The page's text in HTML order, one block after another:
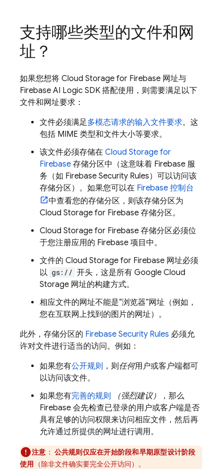
支持哪些类型的文件和网
址？
如果您想将 Cloud Storage for Firebase 网址与
Firebase AI Logic SDK 搭配使用，则需要满足以下
文件和网址要求：
文件必须满足多模态请求的输入文件要求。这
包括 MIME 类型和文件大小等要求。
该文件必须存储在 Cloud Storage for
Firebase 存储分区中（这意味着 Firebase 服
务（如 Firebase Security Rules）可以访问该
存储分区）。如果您可以在 Firebase 控制台
中查看您的存储分区，则该存储分区为
Cloud Storage for Firebase 存储分区。
Cloud Storage for Firebase 存储分区必须位
于您注册应用的 Firebase 项目中。
文件的 Cloud Storage for Firebase 网址必须
以 gs:// 开头，这是所有 Google Cloud
Storage 网址的构建方式。
相应文件的网址不能是“浏览器”网址（例如，
您在互联网上找到的图片的网址）。
此外，存储分区的 Firebase Security Rules 必须允
许对文件进行适当的访问。例如：
如果您有公开规则 ，则任何用户或客户端都可
以访问该文件。
如果您有完善的规则 （强烈建议）
，那么
Firebase 会先检查已登录的用户或客户端是否
具有足够的访问权限来访问相应文件，然后再
允许通过所提供的网址进行调用。
注意 ： 公共规则仅应在开始阶段和早期原型设计阶段
使用 （除非文件确实要完全公开访问）。